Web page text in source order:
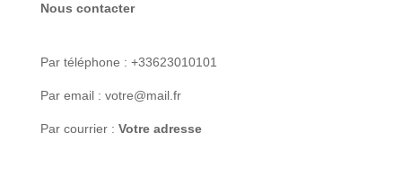
Nous contacter
Par téléphone : +33623010101
Par email : votre@mail.fr
Par courrier : Votre adresse